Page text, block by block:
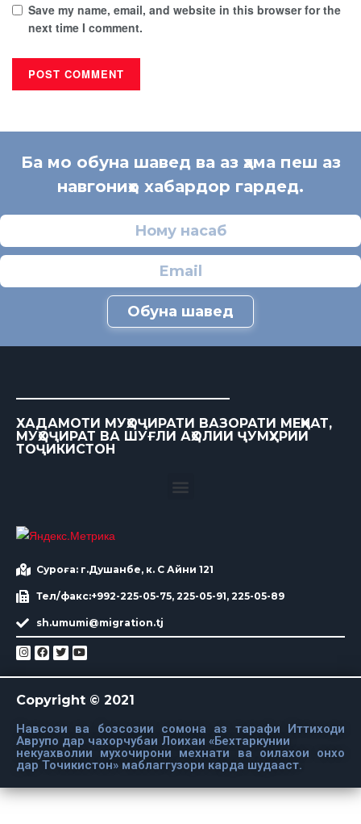
Save my name, email, and website in this browser for the
next time I comment.
Ба мо обуна шавед ва аз ҳама пеш аз
навгониҳо хабардор гардед.
Обуна шавед
ХАДАМОТИ МУҲОҶИРАТИ ВАЗОРАТИ МЕҲНАТ,
МУҲОҶИРАТ ВА ШУҒЛИ АҲОЛИИ ҶУМҲУРИИ
ТОҶИКИСТОН
Суроға: г.Душанбе, к. С Айни 121
Тел/факс:+992-225-05-75, 225-05-91, 225-05-89
sh.umumi@migration.tj
Copyright © 2021
Навсози ва бозсозии сомона аз тарафи Иттиходи
Аврупо дар чахорчубаи Лоихаи «Бехтаркунии
некуахволии мухочирони мехнати ва оилахои онхо
дар Точикистон» маблаггузори карда шудааст.